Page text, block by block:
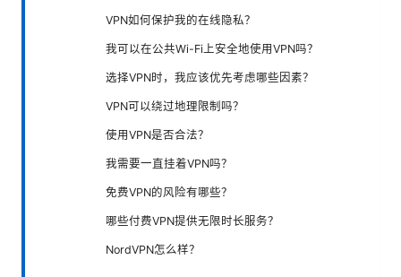
VPN如何保护我的在线隐私？
我可以在公共Wi-Fi上安全地使用VPN吗？
选择VPN时，我应该优先考虑哪些因素？
VPN可以绕过地理限制吗？
使用VPN是否合法？
我需要一直挂着VPN吗？
免费VPN的风险有哪些？
哪些付费VPN提供无限时长服务？
NordVPN怎么样？